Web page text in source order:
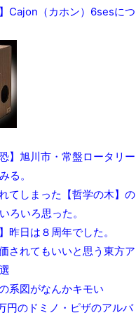
】Cajon（カホン）6sesにつ
恐】旭川市・常盤ロータリー
る。
てしまった【哲学の木】の
ろいろ思った。
昨日は８周年でした。
されてもいいと思う東方ア
系図がなんかキモい
円のドミノ・ピザのアルバ